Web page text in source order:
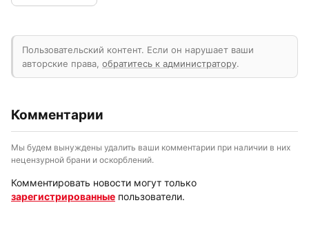
Пользовательский контент. Если он нарушает ваши
авторские права, обратитесь к администратору.
Комментарии
Мы будем вынуждены удалить ваши комментарии при наличии в них
нецензурной брани и оскорблений.
Комментировать новости могут только
зарегистрированные пользователи.